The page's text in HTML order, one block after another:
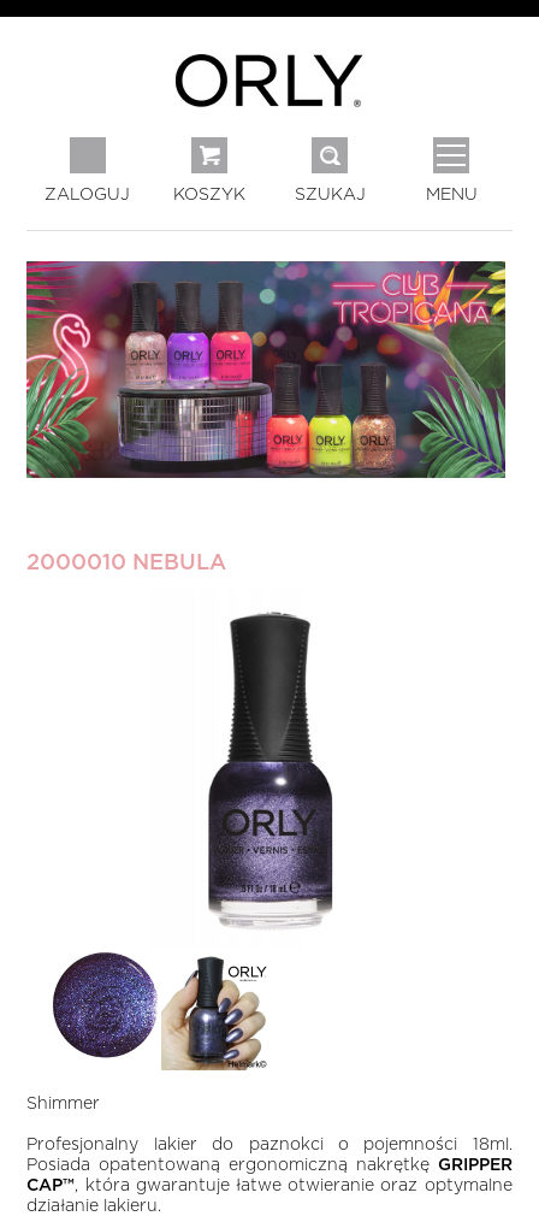
ZALOGUJ KOSZYK SZUKAJ MENU
2000010 NEBULA
Shimmer
Profesjonalny lakier do paznokci o pojemności 18ml.
Posiada opatentowaną ergonomiczną nakrętkę GRIPPER
CAP™, która gwarantuje łatwe otwieranie oraz optymalne
działanie lakieru.